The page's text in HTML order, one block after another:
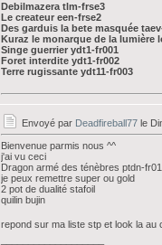
Debilmazera tlm-frse3
Le createur een-frse2
Des garduis la bete masquée
Kuraz le monarque de la lumière
Singe guerrier ydt1-fr001
Foret interdite ydt1-fr002
Terre rugissante ydt11-fr003
Envoyé par Deadfireball77 le
Bienvenue parmis nous ^^
j'ai vu ceci
Dragon armé des ténèbres ptdn-
je peux remettre super ou gold
2 pot de dualité stafoil
quilin bujin
repond sur ma liste stp et look la